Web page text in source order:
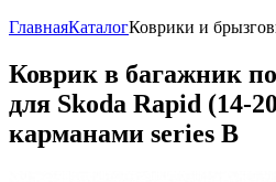
ГлавнаяКаталогКоврики и
Коврик в багажник
для Skoda Rapid (14-
карманами series B